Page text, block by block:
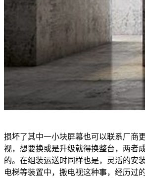
损坏了其中一小块屏幕也可以联系厂商
视，想要换或是升级就得换整台，两者
的。在组装运送时同样也是，灵活的安
电梯等装置中，搬电视这种事，经历过